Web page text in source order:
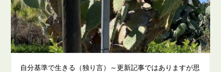
自分基準で生きる（独り言）～更新記事ではありますが思